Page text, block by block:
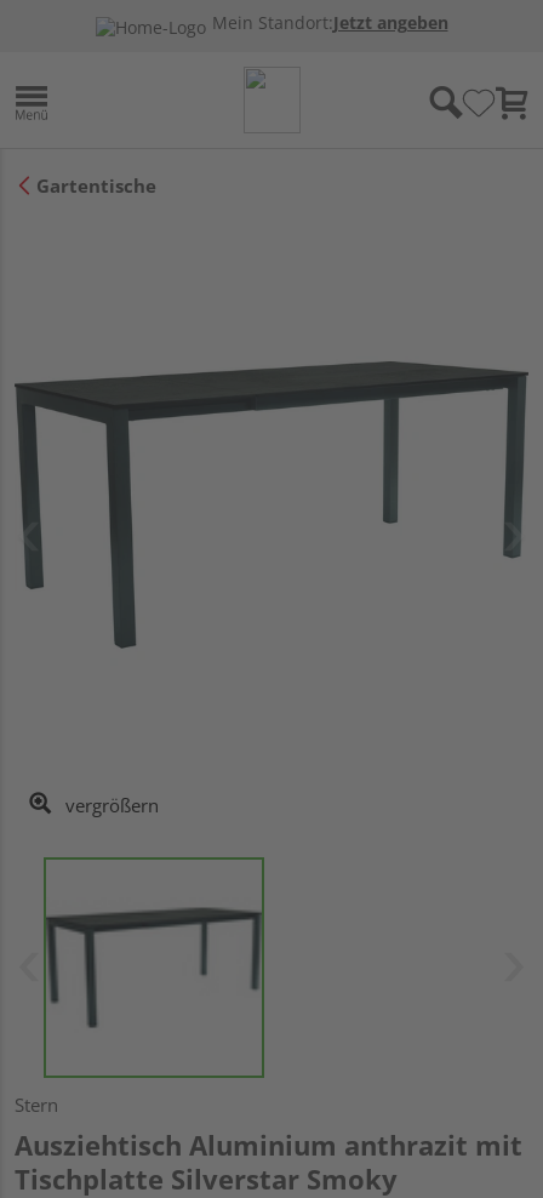
Mein Standort:Jetzt angeben
Gartentische
vergrößern
Stern
Ausziehtisch Aluminium anthrazit mit
Tischplatte Silverstar Smoky